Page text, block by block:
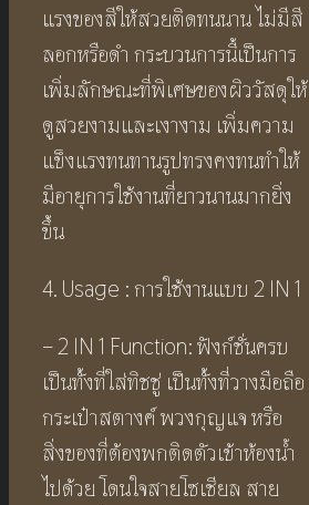
แรงของสีให้สวยติดทนนาน ไม่มีสี
ลอกหรือดำ กระบวนการนี้เป็นการ
เพิ่มลักษณะที่พิเศษของผิววัสดุให้
ดูสวยงามและเงางาม เพิ่มความ
แข็งแรงทนทานรูปทรงคงทนทำให้
มีอายุการใช้งานที่ยาวนานมากยิ่ง
ขึ้น
4. Usage : การใช้งานแบบ 2 IN 1
– 2 IN 1 Function: ฟังก์ชั่นครบ
เป็นทั้งที่ใส่ทิชชู่ เป็นทั้งที่วางมือถือ
กระเป๋าสตางค์ พวงกุญแจ หรือ
สิ่งของที่ต้องพกติดตัวเข้าห้องน้ำ
ไปด้วย โดนใจสายโซเชียล สาย